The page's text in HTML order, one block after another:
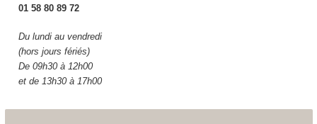
01 58 80 89 72
Du lundi au vendredi
(hors jours fériés)
De 09h30 à 12h00
et de 13h30 à 17h00